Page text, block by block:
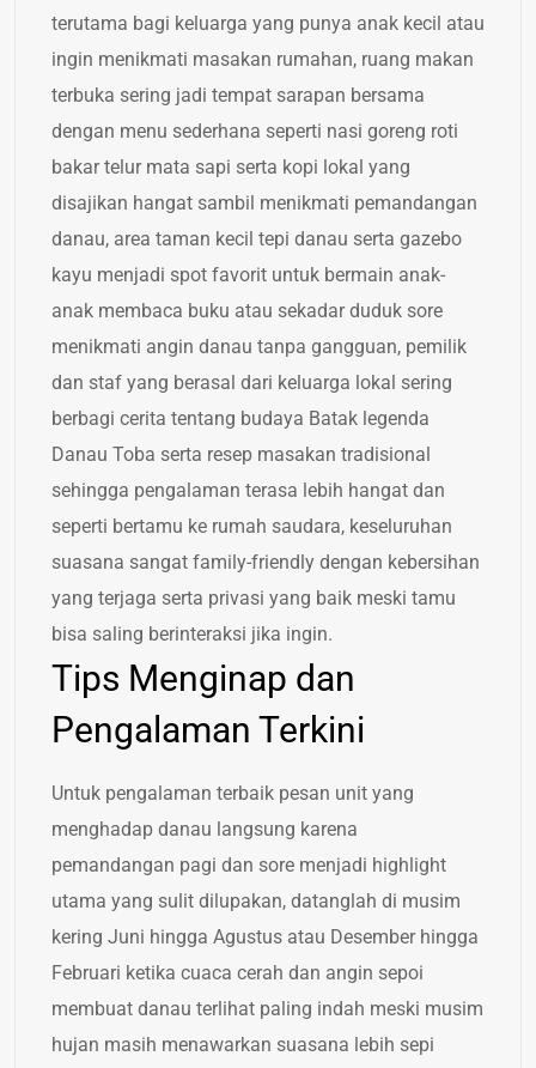
terutama bagi keluarga yang punya anak kecil atau
ingin menikmati masakan rumahan, ruang makan
terbuka sering jadi tempat sarapan bersama
dengan menu sederhana seperti nasi goreng roti
bakar telur mata sapi serta kopi lokal yang
disajikan hangat sambil menikmati pemandangan
danau, area taman kecil tepi danau serta gazebo
kayu menjadi spot favorit untuk bermain anak-
anak membaca buku atau sekadar duduk sore
menikmati angin danau tanpa gangguan, pemilik
dan staf yang berasal dari keluarga lokal sering
berbagi cerita tentang budaya Batak legenda
Danau Toba serta resep masakan tradisional
sehingga pengalaman terasa lebih hangat dan
seperti bertamu ke rumah saudara, keseluruhan
suasana sangat family-friendly dengan kebersihan
yang terjaga serta privasi yang baik meski tamu
bisa saling berinteraksi jika ingin.
Tips Menginap dan
Pengalaman Terkini
Untuk pengalaman terbaik pesan unit yang
menghadap danau langsung karena
pemandangan pagi dan sore menjadi highlight
utama yang sulit dilupakan, datanglah di musim
kering Juni hingga Agustus atau Desember hingga
Februari ketika cuaca cerah dan angin sepoi
membuat danau terlihat paling indah meski musim
hujan masih menawarkan suasana lebih sepi